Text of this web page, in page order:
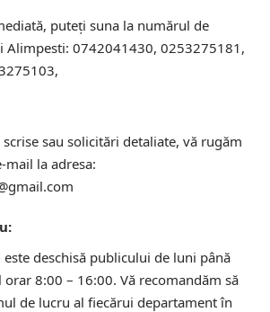
puteți suna la numărul de
Alimpesti: 0742041430, 0253275181,
sau solicitări detaliate, vă rugăm
la adresa:
deschisă publicului de luni până
8:00 – 16:00. Vă recomandăm să
de lucru al fiecărui departament în